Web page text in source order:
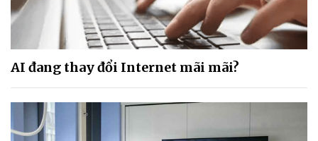
AI đang thay đổi Internet mãi mãi?